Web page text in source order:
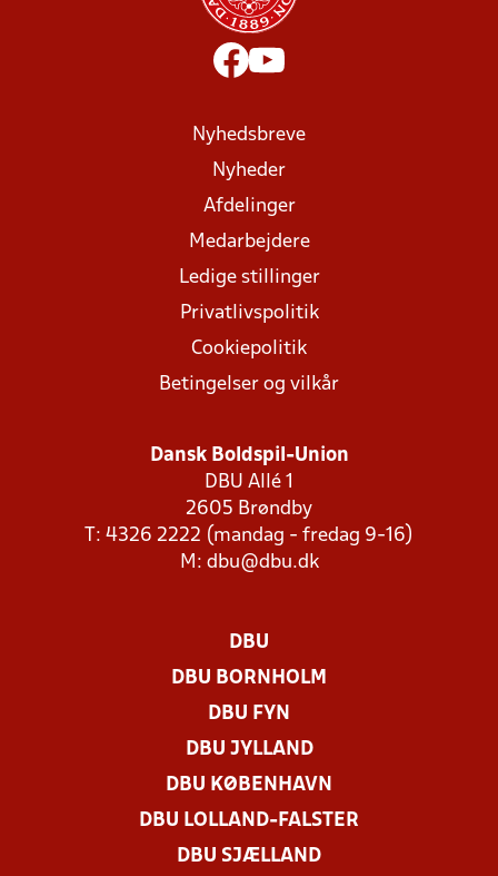
Nyhedsbreve
Nyheder
Afdelinger
Medarbejdere
Ledige stillinger
Privatlivspolitik
Cookiepolitik
Betingelser og vilkår
Dansk Boldspil-Union
DBU Allé 1
2605 Brøndby
T: 4326 2222 (mandag - fredag 9-16)
M: dbu@dbu.dk
DBU
DBU BORNHOLM
DBU FYN
DBU JYLLAND
DBU KØBENHAVN
DBU LOLLAND-FALSTER
DBU SJÆLLAND